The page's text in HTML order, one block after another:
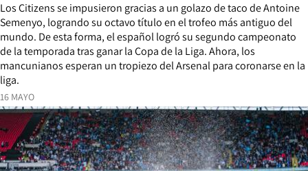
16 MAYO
Los Citizens se impusieron gracias a un golazo de taco de Antoine
Semenyo, logrando su octavo título en el trofeo más antiguo del
mundo. De esta forma, el español logró su segundo campeonato
de la temporada tras ganar la Copa de la Liga. Ahora, los
mancunianos esperan un tropiezo del Arsenal para coronarse en la
liga.